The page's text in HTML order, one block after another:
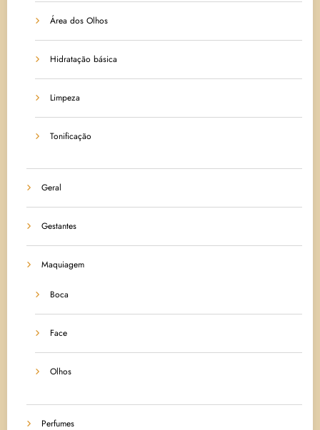
Área dos Olhos
Hidratação básica
Limpeza
Tonificação
Geral
Gestantes
Maquiagem
Boca
Face
Olhos
Perfumes